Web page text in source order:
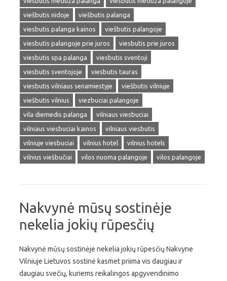
viešbutis nidoje
viešbutis palanga
viesbutis palanga kainos
viešbutis palangoje
viesbutis palangoje prie juros
viesbutis prie juros
viesbutis spa palanga
viesbutis sventoji
viesbutis sventojoje
viesbutis tauras
viesbutis vilniaus senamiestyje
viešbutis vilniuje
viešbutis vilnius
viezbuciai palangoje
vila diemedis palanga
vilniaus viesbuciai
vilniaus viesbuciai kainos
vilniaus viesbutis
vilniuje viesbuciai
vilnius hotel
vilnius hotels
vilnius viešbučiai
vilos nuoma palangoje vilos palangoje
Nakvynė mūsų sostinėje
nekelia jokių rūpesčių
Nakvynė mūsų sostinėje nekelia jokių rūpesčių Nakvyne
Vilniuje Lietuvos sostinė kasmet priima vis daugiau ir
daugiau svečių, kuriems reikalingos apgyvendinimo